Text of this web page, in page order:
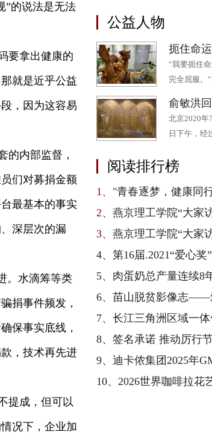
”的说法是无法
要拿出健康的
就是近乎公益
，因为这容易
的内部监督，
们对募捐金额
最基本的事实
深层次的漏
。水滴筹等类
捐事件频发，
保事实底线，
，技术再先进
提成，但可以
况下，企业加
公益人物
扼住命
“我要扼住
完全屈服。
北京2020年
日下午，
阅读排行榜
1、 "青春逐梦，健康同行"，2026年紫
2、 燕京理工学院“大家访”：深化
3、 燕京理工学院“大家访”：家
4、 第16届.2021“爱心
5、 肉蛋奶总产量连续8
6、 苗山脱贫影像志——
7、 长江三角洲区域一
8、 签名承诺 推动厉行节约
9、 迪卡侬集团2025年GMV达207亿欧元，以全产业
10、 2026世界咖啡拉花艺术大赛中国区总决赛收